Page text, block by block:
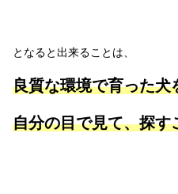
となると出来ることは、
良質な環境で育った犬
自分の目で見て、探す